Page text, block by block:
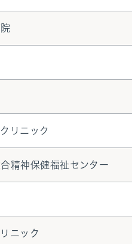
リニック
精神保健福祉センター
ニック